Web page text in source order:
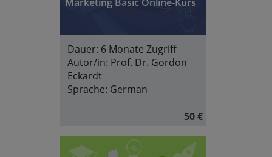
Dauer: 6 Monate Zugriff
Autor/in: Prof. Dr. Gordon
Eckardt
Sprache: German
50 €